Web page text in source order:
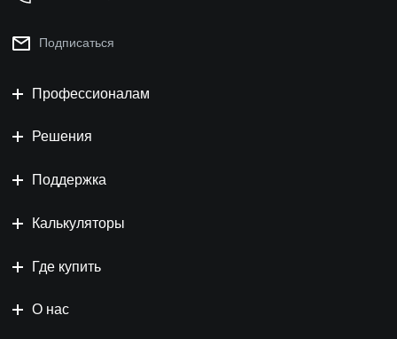
Подписаться
Профессионалам
Решения
Поддержка
Калькуляторы
Где купить
О нас